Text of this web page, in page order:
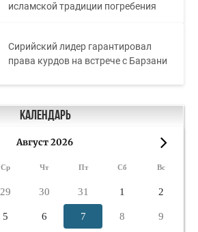
исламской традиции погребения
Сирийский лидер гарантировал
права курдов на встрече с Барзани
Календарь
Август 2026
Ср Чт Пт Сб Вс
29 30 31 1 2
5 6 7 8 9